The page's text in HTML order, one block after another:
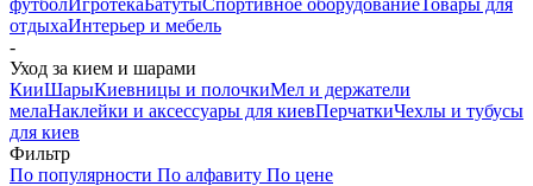
отдыхаИнтерьер и мебель
-
Уход за кием и шарами
КииШарыКиевницы и полочкиМел и держатели
мелаНаклейки и аксессуары для киевПерчаткиЧехлы и тубусы
для киев
Фильтр
По популярности По алфавиту По цене